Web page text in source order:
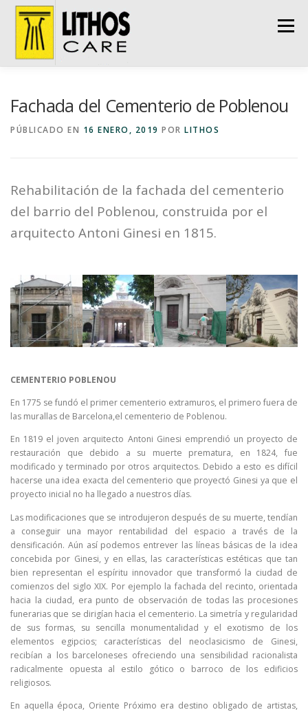
Saltar
contenido
Menú
CONTACTAR
Fachada del Cementerio de Poblenou
PÚBLICADO EN 16 ENERO, 2019 POR LITHOS
Rehabilitación de la fachada del cementerio
del barrio del Poblenou, construida por el
arquitecto Antoni Ginesi en 1815.
CEMENTERIO POBLENOU
En 1775 se fundó el primer cementerio extramuros, el primero fuera de
las murallas de Barcelona,el cementerio de Poblenou.
En 1819 el joven arquitecto Antoni Ginesi emprendió un proyecto de
restauración que debido a su muerte prematura, en 1824, fue
modificado y terminado por otros arquitectos. Debido a esto es difícil
hacerse una idea exacta del cementerio que proyectó Ginesi ya que el
proyecto inicial no ha llegado a nuestros días.
Las modificaciones que se introdujeron después de su muerte, tendían
a conseguir una mayor rentabilidad del espacio a través de la
densificación. Aún así podemos entrever las líneas básicas de la idea
concebida por Ginesi, y en ellas, las características estéticas que tan
bien representan el espíritu innovador que transformó la ciudad de
comienzos del siglo XIX. Por ejemplo la fachada del recinto, orientada
hacia la ciudad, era punto de observación de todas las procesiones
funerarias que se dirigían hacia el cementerio. La simetría y regularidad
de sus formas, su sencilla monumentalidad y el exotismo de los
elementos egipcios; características del neoclasicismo de Ginesi,
recibían a los barceloneses ofreciendo una sensibilidad racionalista
radicalmente opuesta al estilo gótico o barroco de los edificios
religiosos.
En aquella época, Oriente Próximo era destino obligado de artistas,